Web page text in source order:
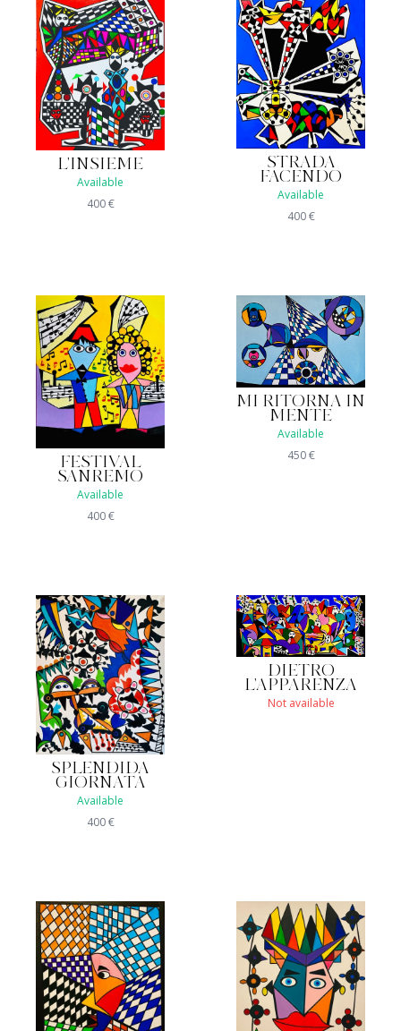
L'INSIEME
Available
400€
STRADA
FACENDO
Available
400€
FESTIVAL
SANREMO
Available
400€
MI RITORNA IN
MENTE
Available
450€
SPLENDIDA
GIORNATA
Available
400€
DIETRO
L'APPARENZA
Not available